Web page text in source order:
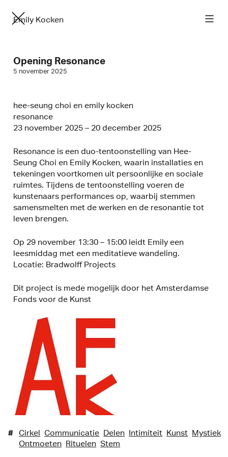
Emily Kocken
Opening Resonance
5 november 2025
hee-seung choi en emily kocken
resonance
23 november 2025 – 20 december 2025
Resonance is een duo-tentoonstelling van Hee-
Seung Choi en Emily Kocken, waarin installaties en
tekeningen voortkomen uit persoonlijke en sociale
ruimtes. Tijdens de tentoonstelling voeren de
kunstenaars performances op, waarbij stemmen
samensmelten met de werken en de resonantie tot
leven brengen.
Op 29 november 13:30 – 15:00 leidt Emily een
leesmiddag met een meditatieve wandeling.
Locatie: Bradwolff Projects
Dit project is mede mogelijk door het Amsterdamse
Fonds voor de Kunst
# Cirkel Communicatie Delen Intimiteit Kunst Mystiek
Ontmoeten Rituelen Stem